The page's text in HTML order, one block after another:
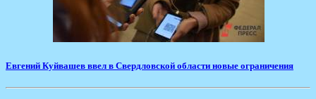
Евгений Куйвашев ввел в Свердловской области новые ограничения